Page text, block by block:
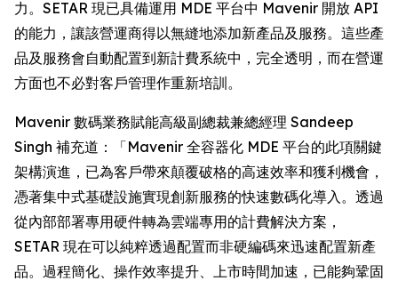
力。SETAR 現已具備運用 MDE 平台中 Mavenir 開放 API
的能力，讓該營運商得以無縫地添加新產品及服務。這些產
品及服務會自動配置到新計費系統中，完全透明，而在營運
方面也不必對客戶管理作重新培訓。
Mavenir 數碼業務賦能高級副總裁兼總經理 Sandeep
Singh 補充道：「Mavenir 全容器化 MDE 平台的此項關鍵
架構演進，已為客戶帶來顛覆破格的高速效率和獲利機會，
憑著集中式基礎設施實現創新服務的快速數碼化導入。透過
從內部部署專用硬件轉為雲端專用的計費解決方案，
SETAR 現在可以純粹透過配置而非硬編碼來迅速配置新產
品。過程簡化、操作效率提升、上市時間加速，已能夠鞏固